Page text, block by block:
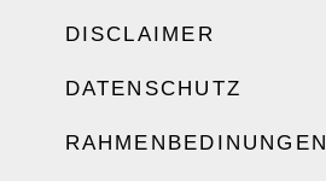
DISCLAIMER
DATENSCHUTZ
RAHMENBEDINUNGEN